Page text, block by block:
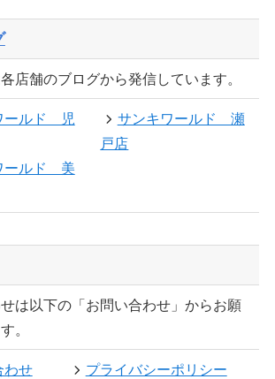
店舗のブログから発信しています。
ールド 児
ールド 美
サンキワールド 瀬
戸店
は以下の「お問い合わせ」からお願
。
わせ プライバシーポリシー